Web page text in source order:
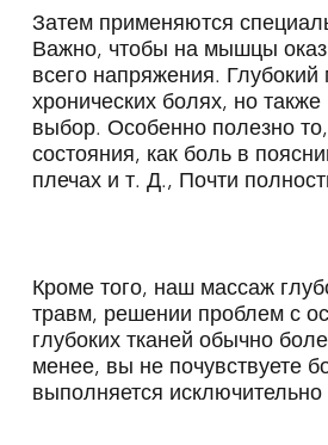
Затем применяются
Важно, чтобы на мышцы
всего напряжения.
хронических болях, но
выбор. Особенно полезно
состояния, как боль в
плечах и т. Д., Почти
Кроме того, наш массаж
травм, решении проблем с
глубоких тканей обычно
менее, вы не почувствуете
выполняется